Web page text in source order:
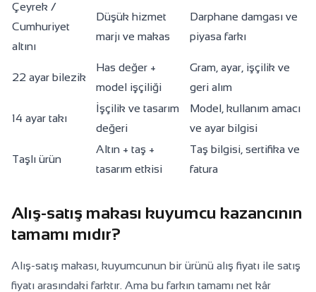
Çeyrek /
Cumhuriyet
altını
Düşük hizmet
marjı ve makas
Darphane damgası ve
piyasa farkı
22 ayar bilezik
Has değer +
model işçiliği
Gram, ayar, işçilik ve
geri alım
14 ayar takı
İşçilik ve tasarım
değeri
Model, kullanım amacı
ve ayar bilgisi
Taşlı ürün
Altın + taş +
tasarım etkisi
Taş bilgisi, sertifika ve
fatura
Alış-satış makası kuyumcu kazancının
tamamı mıdır?
Alış-satış makası, kuyumcunun bir ürünü alış fiyatı ile satış
fiyatı arasındaki farktır. Ama bu farkın tamamı net kâr